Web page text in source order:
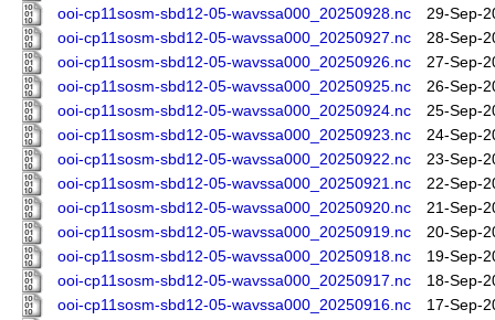
ooi-cp11sosm-sbd12-05-wavssa000_20250928.nc
29-Sep-
ooi-cp11sosm-sbd12-05-wavssa000_20250927.nc
28-Sep-
ooi-cp11sosm-sbd12-05-wavssa000_20250926.nc
27-Sep-
ooi-cp11sosm-sbd12-05-wavssa000_20250925.nc
26-Sep-
ooi-cp11sosm-sbd12-05-wavssa000_20250924.nc
25-Sep-
ooi-cp11sosm-sbd12-05-wavssa000_20250923.nc
24-Sep-
ooi-cp11sosm-sbd12-05-wavssa000_20250922.nc
23-Sep-
ooi-cp11sosm-sbd12-05-wavssa000_20250921.nc
22-Sep-
ooi-cp11sosm-sbd12-05-wavssa000_20250920.nc
21-Sep-
ooi-cp11sosm-sbd12-05-wavssa000_20250919.nc
20-Sep-
ooi-cp11sosm-sbd12-05-wavssa000_20250918.nc
19-Sep-
ooi-cp11sosm-sbd12-05-wavssa000_20250917.nc
18-Sep-
ooi-cp11sosm-sbd12-05-wavssa000_20250916.nc
17-Sep-